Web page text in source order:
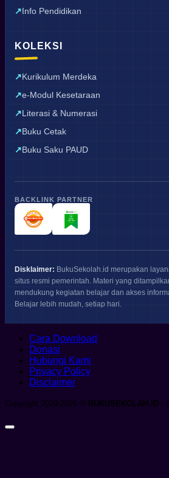
Info Pendidikan
KOLEKSI
Kurikulum Merdeka
e-Modul Kesetaraan
Literasi & Numerasi
Buku Cetak
Buku Saku PAUD
BACKLINK PARTNER
Disklaimer: BukuSekolah.id merupakan
situs resmi pemerintah. Materi yang
mendukung kegiatan belajar dan akses
Belajar lebih mudah, setiap hari.
Cara Download
Donasi
Hubungi Kami
Privacy Policy
Disclaimer
Copyright 2020-2026 © BUKUSEKOLAH.ID -